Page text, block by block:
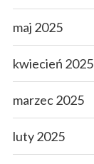
maj 2025
kwiecień 2025
marzec 2025
luty 2025